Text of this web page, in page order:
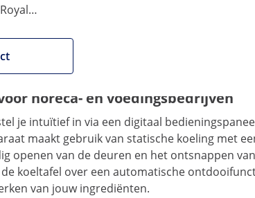
koelapparaat is geschikt voor
Het apparaat beschikt over vier
op de gewenste plek staat. De
Het zachte openings- en sluitmechanisme
horeca- en voedingsbedrijven
je intuïtief in via een digitaal
maakt gebruik van statische koeling met
van de deuren en het ontsnappen
koeltafel over een automatische
van jouw ingrediënten.